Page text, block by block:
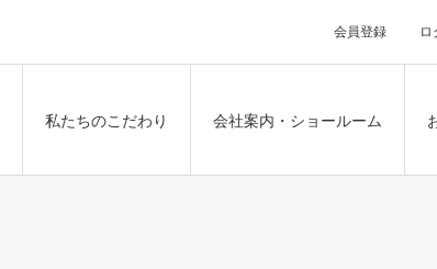
会員登録 ロ
私たちのこだわり 会社案内・ショールーム